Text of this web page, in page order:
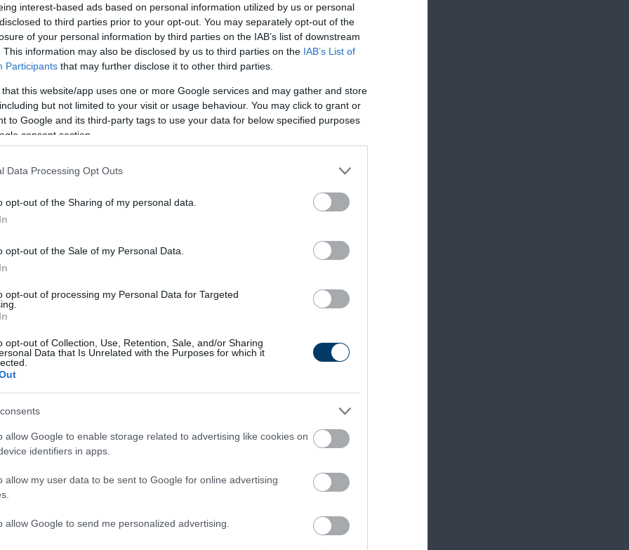
interest-based ads based on personal information utilized by us or personal
to third parties prior to your opt-out. You may separately opt-out of the
of your personal information by third parties on the IAB’s list of downstream
This information may also be disclosed by us to third parties on the IAB’s List of
Participants that may further disclose it to other third parties.
that this website/app uses one or more Google services and may gather and store
but not limited to your visit or usage behaviour. You may click to grant or
to Google and its third-party tags to use your data for below specified purposes
consent section.
Data Processing Opt Outs
opt-out of the Sharing of my personal data.
opt-out of the Sale of my Personal Data.
opt-out of processing my Personal Data for Targeted
opt-out of Collection, Use, Retention, Sale, and/or Sharing
Data that Is Unrelated with the Purposes for which it
allow Google to enable storage related to advertising like cookies on
identifiers in apps.
allow my user data to be sent to Google for online advertising
allow Google to send me personalized advertising.
mégis harmonikus lezárást ad az ételnek. A pontos arányok